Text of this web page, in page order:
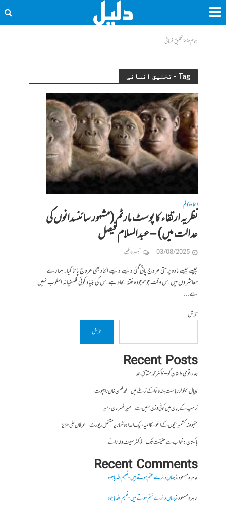
ہوم<< تخلیق انسانی
Tag - تخلیق انسانی
الحاد•کالم
نظریہ ارتقاء کا پوسٹ مارٹم (مشہور سائنسدانوں کی
عدالت میں) – عبدالسلام فیصل
03/08/2025 تبصرہ لکھیے
جیسے جیسے مادہ پرستی عروج پاتی گئی ویسے ویسے الحاد بھی عروج پاتا گیا۔ہمارے
معاشروں میں اس وقت جو موجودہ فتنہ الحاد ہے اس کی بنیاد کوئی فلسفیانہ اسلوب نہیں
ہے...
تلاش
تلاش
Recent Posts
ہمارا قومی داستان گو – ڈاکٹر محمد مشتاق احمد
نیپال سیکولر ریاست ہندوتوا کے نرغے میں – محمد محسن خان راجپوت
ٹرمپ کے بیان میں کوئی وزن نہیں ہے – میر افسرامان،میر
مقبوضہ کشمیر بچوں کے اغواء کا المیہ، ایک اعداد و شمار پر مشتمل رپورٹ – عرفان علی عزیز
پاکستان : خواب سے حقیقت تک – ڈاکٹر سیف ولہ رائے
Recent Comments
طاہرہ مسعودازجہاں دائرے ختم ہوتے ہیں- نعیم اللہ باجوہ
طاہرہ مسعودازجہاں دائرے ختم ہوتے ہیں- نعیم اللہ باجوہ